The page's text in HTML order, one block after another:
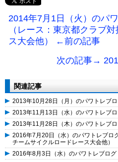
2014年7月1日（火）のパ
（レース：東京都クラブ
ス大会他） ←前の記事
次の記事→
関連記事
2013年10月28日（月）のパワトレブ
2013年11月13日（水）のパワトレブロ
2013年11月28日（木）のパワトレブ
2016年7月20日（水）のパワトレブロ
チームサイクルロードレース大会他）
2016年8月3日（水）のパワトレブログ